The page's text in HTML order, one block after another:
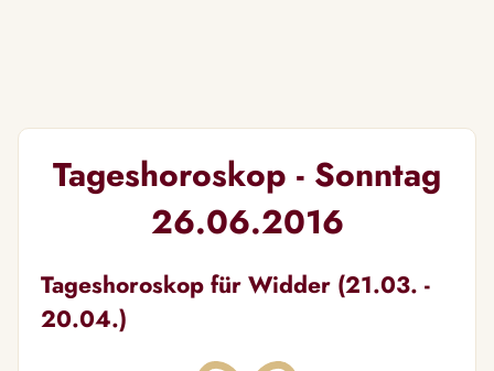
Tageshoroskop - Sonntag
26.06.2016
Tageshoroskop für Widder (21.03. -
20.04.)